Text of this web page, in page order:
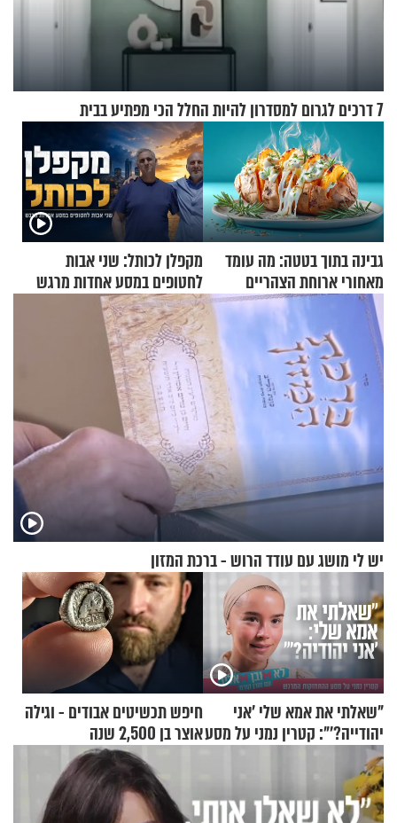
7 דרכים לגרום למסדרון להיות החלל הכי מפתיע בבית
גבינה בתוך בטטה: מה עומד
מאחורי ארוחת הצהריים
שכבשה את הרשת?
מקפלן לכותל: שני אבות
לחטופים במסע אחדות מרגש
יש לי מושג עם עודד הרוש - ברכת המזון
"שאלתי את אמא שלי 'אני
יהודייה?'": קטרין נמני על מסע
ההתחזקות המרגש
חיפש תכשיטים אבודים - וגילה
אוצר בן 2,500 שנה